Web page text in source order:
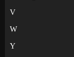
V
W
Y